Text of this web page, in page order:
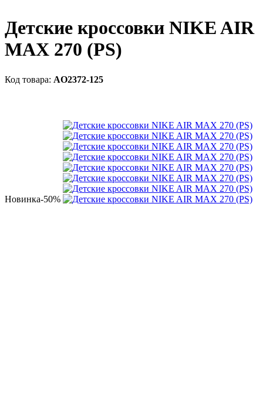
Детские кроссовки NIKE AIR
MAX 270 (PS)
AO2372-125
Новинка-50%